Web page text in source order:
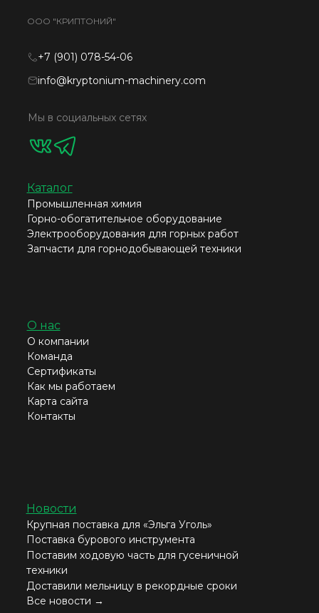
Новости
Крупная поставка для «Эльга Уголь»
Поставка бурового инструмента
Поставим ходовую часть для гусеничной
техники
Доставили мельницу в рекордные сроки
Все новости →
+7 (901) 078-54-06
info@kryptonium-machinery.com
Каталог
Промышленная химия
Горно-обогатительное оборудование
Электрооборудования для горных работ
Запчасти для горнодобывающей техники
О нас
О компании
Команда
Сертификаты
Как мы работаем
Карта сайта
Контакты
Мы в социальных сетях
ООО "КРИПТОНИЙ"